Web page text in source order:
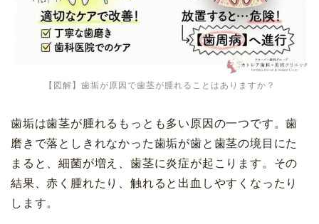
【図解】歯垢が原因で歯茎が腫れることはありますか？
歯垢は歯茎が腫れるもっとも多い原因の一つです。歯
磨きで落としきれなかった歯垢が歯と歯茎の境目にた
まると、細菌が増え、歯茎に炎症が起こります。その
結果、赤く腫れたり、触れると出血しやすくなったり
します。